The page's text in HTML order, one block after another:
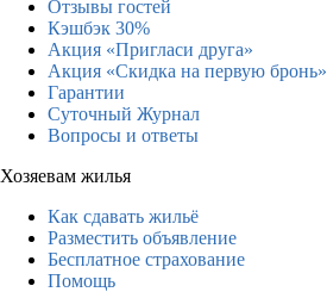
Отзывы гостей
Кэшбэк 30%
Акция «Пригласи друга»
Акция «Скидка на первую бронь»
Гарантии
Суточный Журнал
Вопросы и ответы
Хозяевам жилья
Как сдавать жильё
Разместить объявление
Бесплатное страхование
Помощь